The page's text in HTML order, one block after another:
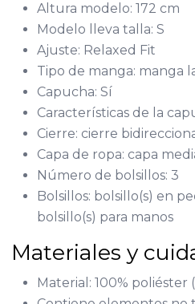
Altura modelo: 172 cm
Modelo lleva talla: S
Ajuste: Relaxed Fit
Tipo de manga: manga
Capucha: Sí
Características de la
Cierre: cierre
Capa de ropa: capa
Número de bolsillos: 3
Bolsillos: bolsillo(s) en
bolsillo(s) para manos
Materiales y
Material: 100% poliéster